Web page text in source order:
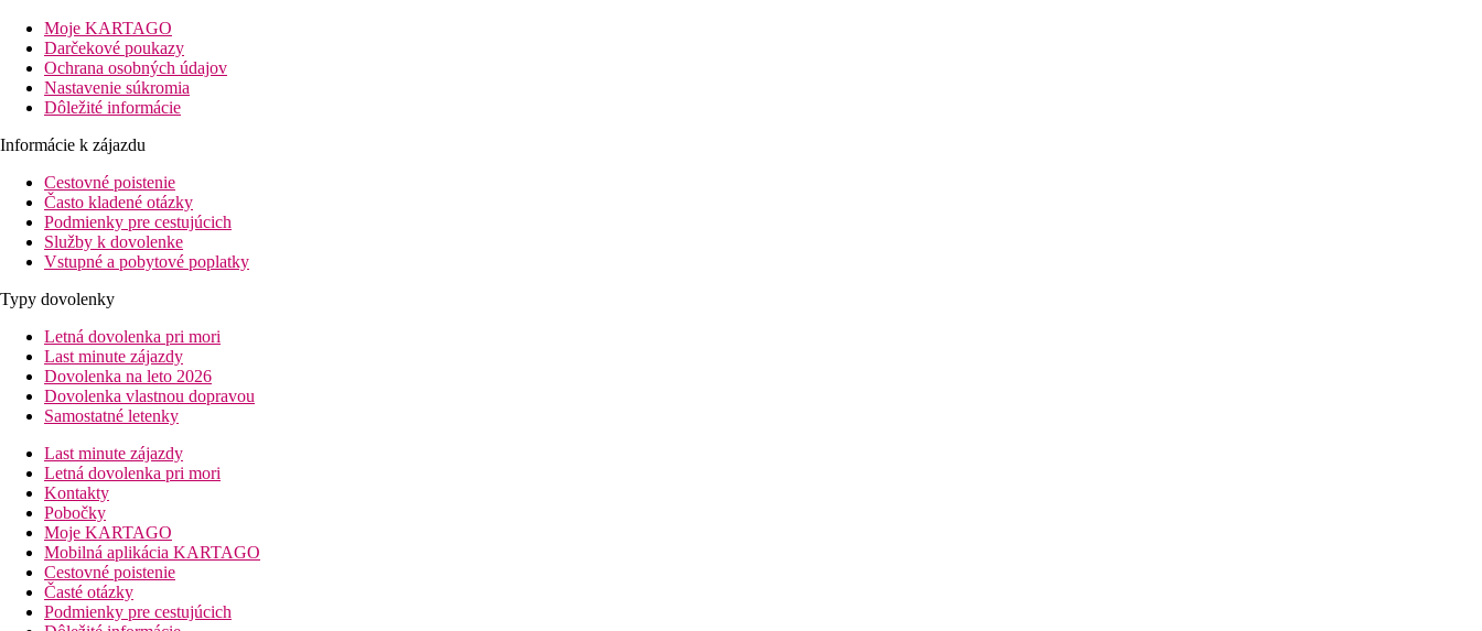
Šport a zábava
Súcastou hotela je vonkajší bazén s terasou na slnenie, na ktoré sú pre vás k dispozícii lehátka a slnecníky. Pri bazéne sa nachádza bar s ponukou osviežujúcich nápojov. Na relaxáciu a oddych vám dobre
poslúži hotelové Wellness zázemie so saunou a vírivkou, alebo si vyberte niektorú z ponúkaných masáží. Pre najmenších hostí je v hoteli dostupný detský klub a ihrisko. Ak máte chut objavovat poklady
ostrova Rhodos, hotelový personál vám rád pomôže so všetkým, od prenájmu auta až po plánovanie výletov, a odporucí vám tie najlepšie miesta na ostrove
Stravovanie
Vzdialenosti
55 km
Vzdialenosť od najbližšieho letiska
Vzdialenosť k pláži
Pláž
Plážová dovolenka
bazény
Ležadlá a slnečníky pri bazéne zadarmo
Detský bazén
Bar pri bazéne
Fotogaléria
Moje KARTAGO
Darčekové poukazy
Ochrana osobných údajov
Nastavenie súkromia
Dôležité informácie
Informácie k zájazdu
Cestovné poistenie
Často kladené otázky
Podmienky pre cestujúcich
Služby k dovolenke
Vstupné a pobytové poplatky
Typy dovolenky
Letná dovolenka pri mori
Last minute zájazdy
Dovolenka na leto 2026
Dovolenka vlastnou dopravou
Samostatné letenky
Last minute zájazdy
Letná dovolenka pri mori
Kontakty
Pobočky
Moje KARTAGO
Mobilná aplikácia KARTAGO
Cestovné poistenie
Časté otázky
Podmienky pre cestujúcich